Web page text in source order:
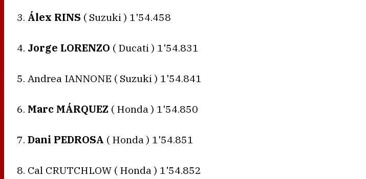
3. Álex RINS ( Suzuki ) 1'54.458
4. Jorge LORENZO ( Ducati ) 1'54.831
5. Andrea IANNONE ( Suzuki ) 1'54.841
6. Marc MÁRQUEZ ( Honda ) 1'54.850
7. Dani PEDROSA ( Honda ) 1'54.851
8. Cal CRUTCHLOW ( Honda ) 1'54.852